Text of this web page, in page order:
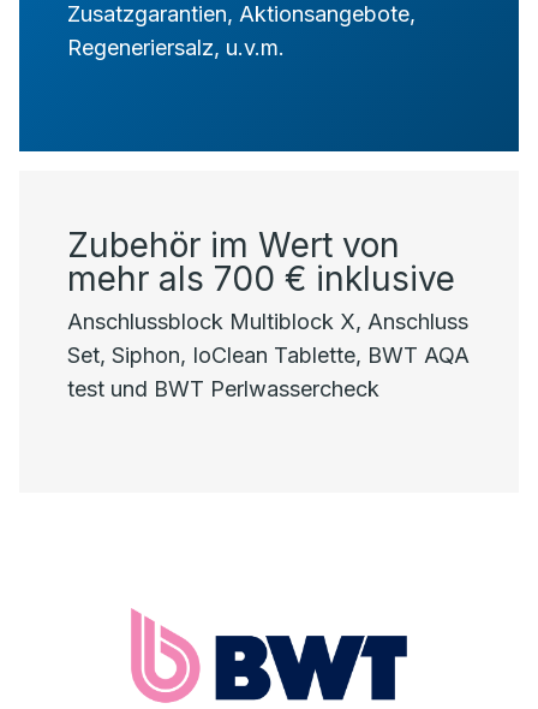
Zusatzgarantien, Aktionsangebote,
Regeneriersalz, u.v.m.
Zubehör im Wert von
mehr als 700 € inklusive
Anschlussblock Multiblock X, Anschluss
Set, Siphon, IoClean Tablette, BWT AQA
test und BWT Perlwassercheck